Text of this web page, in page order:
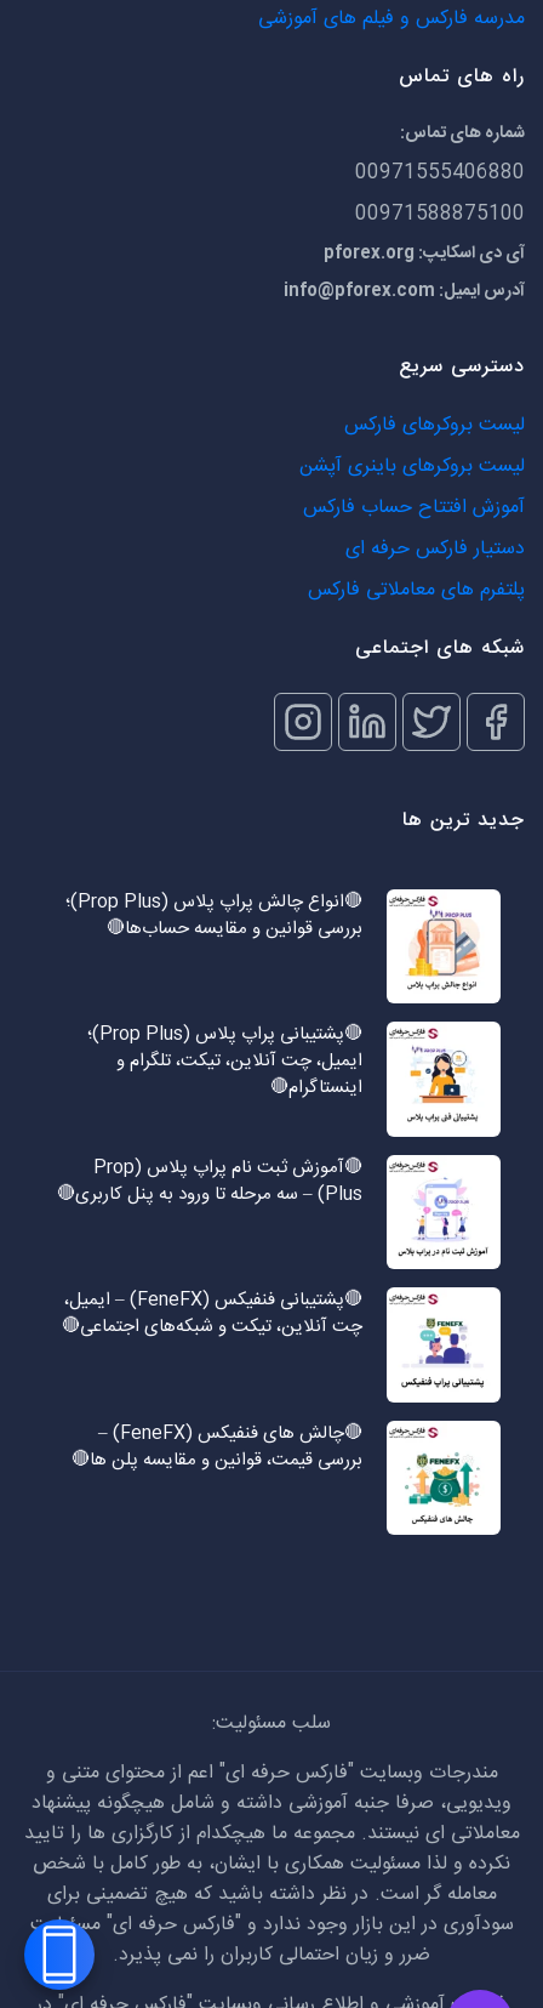
مدرسه فارکس و فیلم های آموزشی
راه های تماس
شماره های تماس:
00971555406880
00971588875100
آی دی اسکایپ: pforex.org
آدرس ایمیل: info@pforex.com
دسترسی سریع
لیست بروکرهای فارکس
لیست بروکرهای باینری آپشن
آموزش افتتاح حساب فارکس
دستیار فارکس حرفه ای
پلتفرم های معاملاتی فارکس
شبکه های اجتماعی
جدید ترین ها
🔴انواع چالش پراپ پلاس (Prop Plus)؛
بررسی قوانین و مقایسه حساب‌ها🔴
🔴پشتیبانی پراپ پلاس (Prop Plus)؛
ایمیل، چت آنلاین، تیکت، تلگرام و
اینستاگرام🔴
🔴آموزش ثبت نام پراپ پلاس (Prop
Plus) – سه مرحله تا ورود به پنل کاربری🔴
🔴پشتیبانی فنفیکس (FeneFX) – ایمیل،
چت آنلاین، تیکت و شبکه‌های اجتماعی🔴
🔴چالش های فنفیکس (FeneFX) –
بررسی قیمت، قوانین و مقایسه پلن ها🔴
سلب مسئولیت:
مندرجات وبسایت "فارکس حرفه ای" اعم از محتوای متنی و
ویدیویی، صرفا جنبه آموزشی داشته و شامل هیچگونه پیشنهاد
معاملاتی ای نیستند. مجموعه ما هیچکدام از کارگزاری ها را تایید
نکرده و لذا مسئولیت همکاری با ایشان، به طور کامل با شخص
معامله گر است. در نظر داشته باشید که هیچ تضمینی برای
سودآوری در این بازار وجود ندارد و "فارکس حرفه ای" مسئولیت
ضرر و زیان احتمالی کاربران را نمی پذیرد.